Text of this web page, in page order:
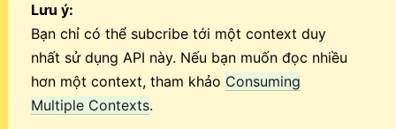
Lưu ý:
Bạn chỉ có thể subcribe tới một context duy
nhất sử dụng API này. Nếu bạn muốn đọc nhiều
hơn một context, tham khảo Consuming
Multiple Contexts.